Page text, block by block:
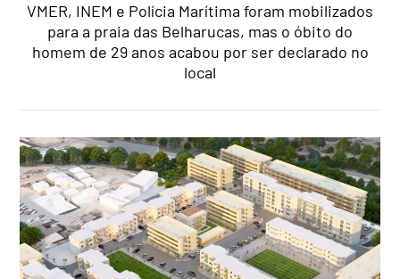
VMER, INEM e Polícia Marítima foram mobilizados
para a praia das Belharucas, mas o óbito do
homem de 29 anos acabou por ser declarado no
local